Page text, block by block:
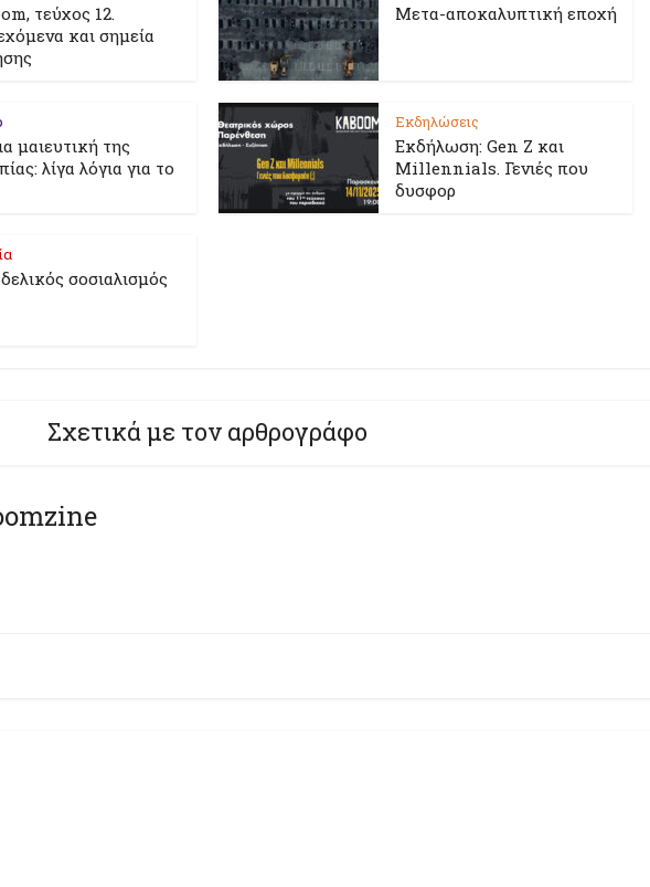
τεύχος 12.
και σημεία
Μετα-αποκαλυπτική εποχή
μαιευτική της
λίγα λόγια για το
Εκδηλώσεις
Εκδήλωση: Gen Z και
Millennials. Γενιές που
δυσφορ
σοσιαλισμός
Σχετικά με τον αρθρογράφο